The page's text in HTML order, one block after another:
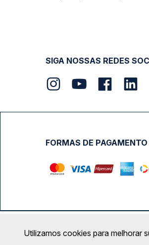
SIGA NOSSAS REDES
FORMAS DE PAGAMENTO
Calçada das Margaridas, 163 - Sala
Utilizamos cookies para melhorar